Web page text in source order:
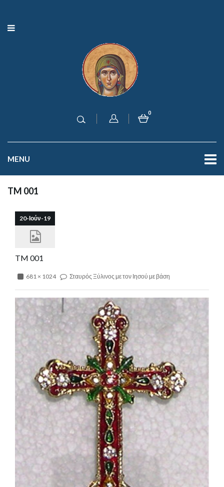
0
MENU
TM 001
20-Ιούν-19
TM 001
681 × 1024 Σταυρός Ξύλινος με τον Ιησού με βάση